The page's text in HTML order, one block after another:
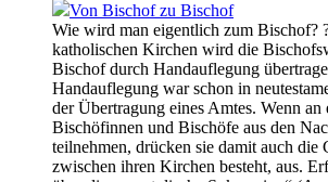
Von Bischof zu Bischof
Wie wird man eigentlich zum Bischof?
katholischen Kirchen wird die
Bischof durch Handauflegung
Handauflegung war schon in
der Übertragung eines Amtes. Wenn
Bischöfinnen und Bischöfe aus den
teilnehmen, drücken sie damit auch die
zwischen ihren Kirchen besteht, aus.